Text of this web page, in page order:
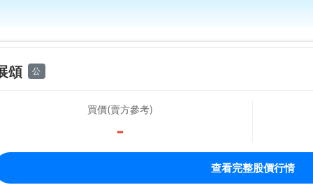
頌 公
買價(賣方參考)
-
查看完整股價行情